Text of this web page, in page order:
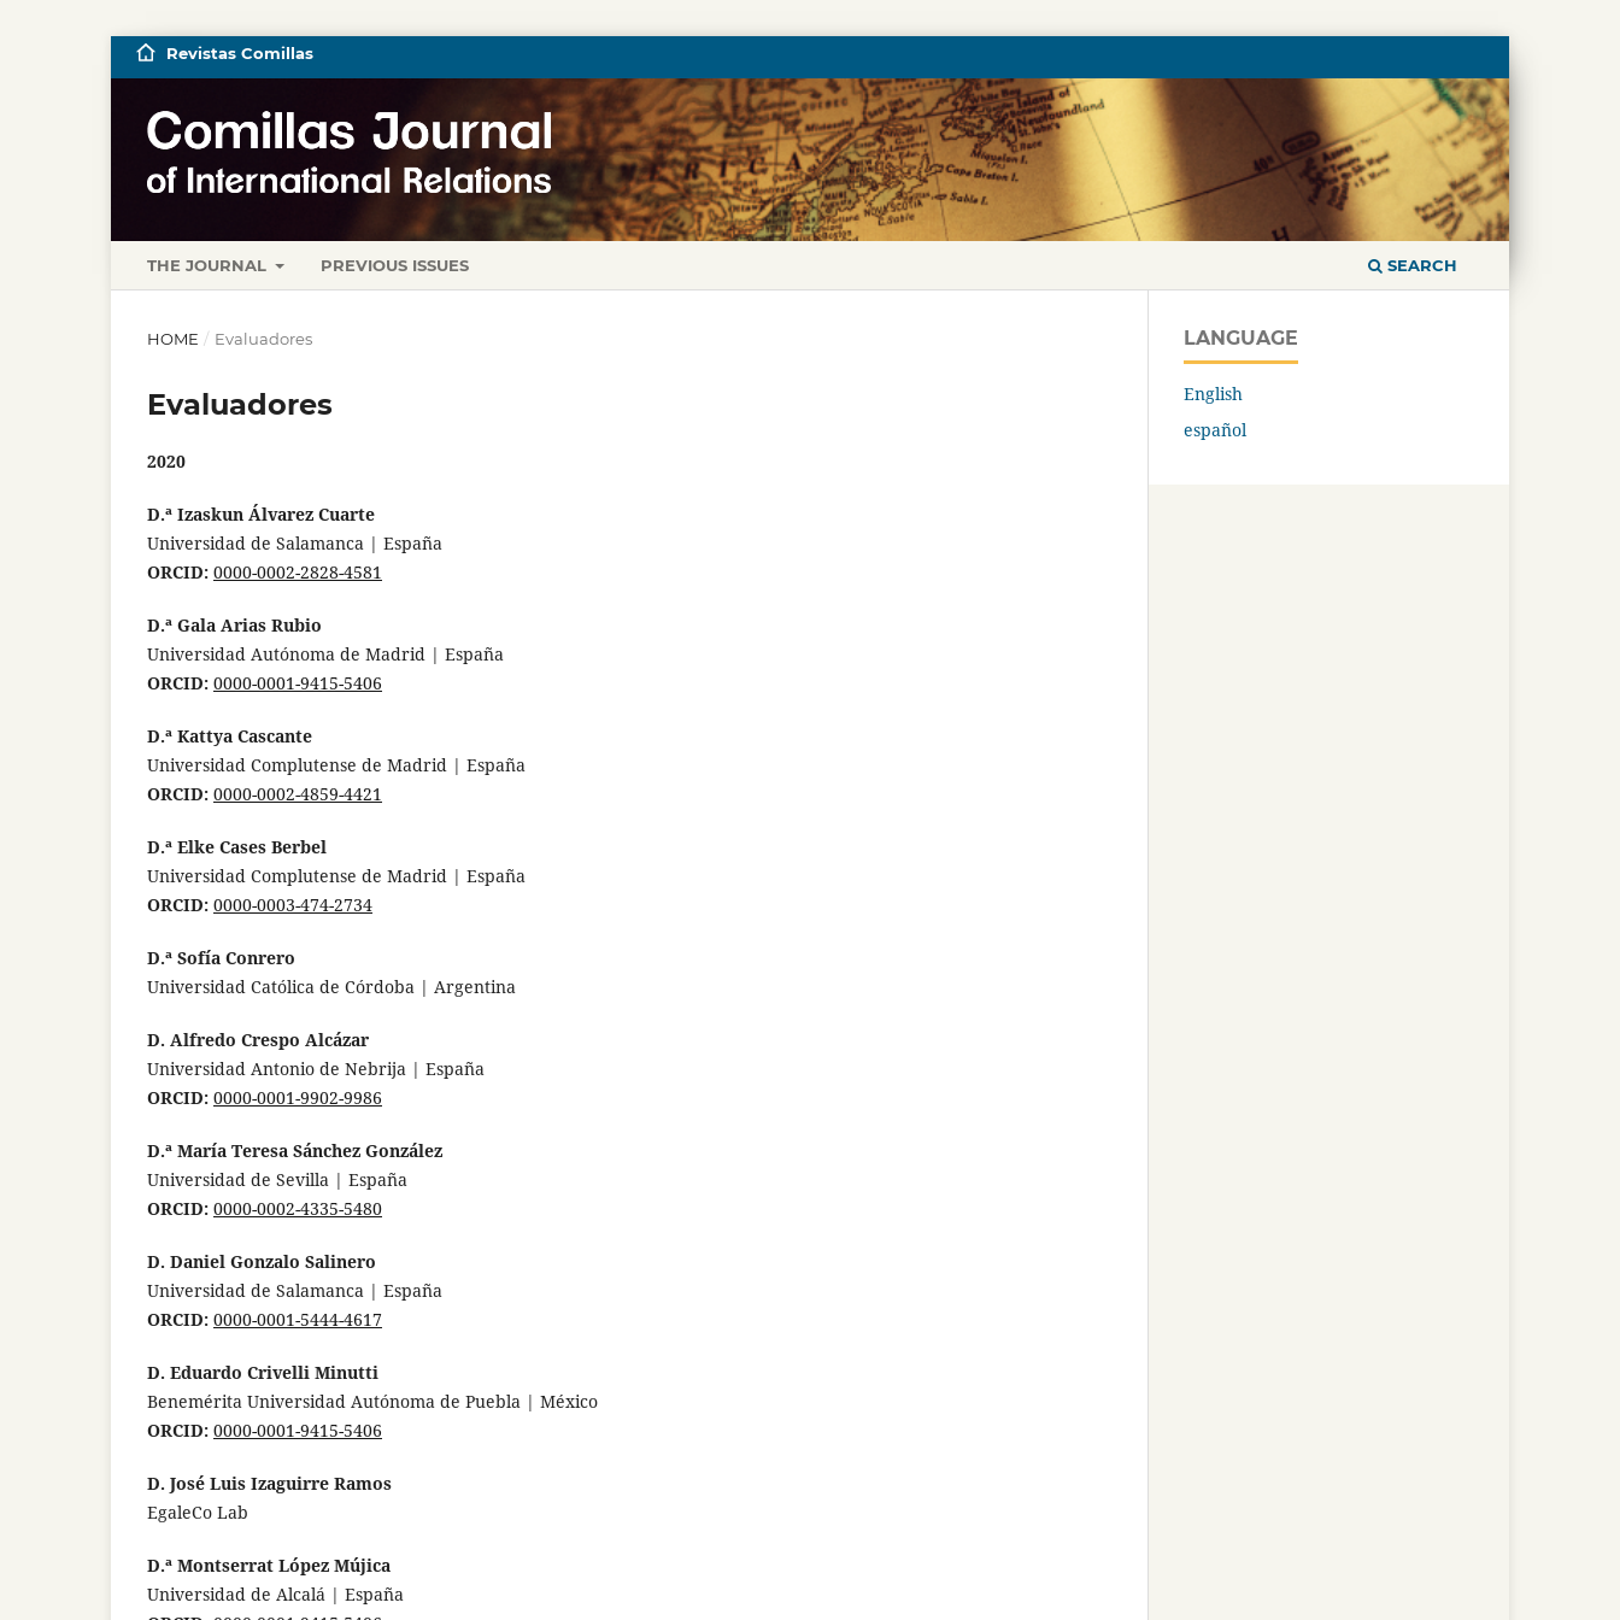
THE JOURNAL PREVIOUS ISSUES SEARCH
Revistas Comillas
HOME / Evaluadores
Evaluadores
2020
D.ª Izaskun Álvarez Cuarte
Universidad de Salamanca | España
ORCID: 0000-0002-2828-4581
D.ª Gala Arias Rubio
Universidad Autónoma de Madrid | España
ORCID: 0000-0001-9415-5406
D.ª Kattya Cascante
Universidad Complutense de Madrid | España
ORCID: 0000-0002-4859-4421
D.ª Elke Cases Berbel
Universidad Complutense de Madrid | España
ORCID: 0000-0003-474-2734
D.ª Sofía Conrero
Universidad Católica de Córdoba | Argentina
D. Alfredo Crespo Alcázar
Universidad Antonio de Nebrija | España
ORCID: 0000-0001-9902-9986
D.ª María Teresa Sánchez González
Universidad de Sevilla | España
ORCID: 0000-0002-4335-5480
D. Daniel Gonzalo Salinero
Universidad de Salamanca | España
ORCID: 0000-0001-5444-4617
D. Eduardo Crivelli Minutti
Benemérita Universidad Autónoma de Puebla | México
ORCID: 0000-0001-9415-5406
D. José Luis Izaguirre Ramos
EgaleCo Lab
D.ª Montserrat López Mújica
Universidad de Alcalá | España
LANGUAGE
English
español